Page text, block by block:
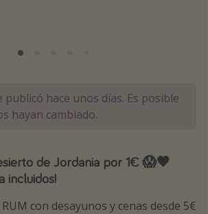
publicó hace unos días. Es posible
hayan cambiado.
de Jordania por 1€ 😱🧡
incluidos!
RUM con desayunos y cenas desde 5€